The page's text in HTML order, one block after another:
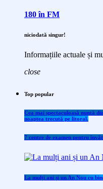
180 în FM
niciodată singur!
Informațiile actuale și
close
Top popular
Cea mai spectaculoasă nuntă
noaptea trecută pe litoral.
7 centre de examen pentru
La mulți ani și un An Nou cu